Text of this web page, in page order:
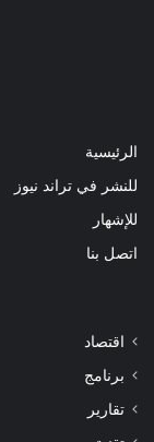
الرئيسية
للنشر في تراند نيوز
للإشهار
اتصل بنا
اقتصاد
برنامج
تقارير